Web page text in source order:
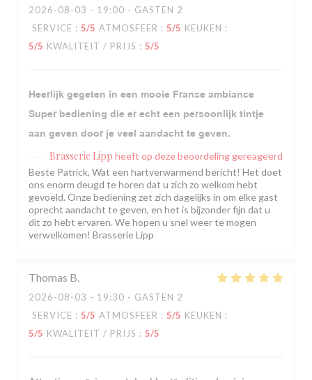
2026-08-03 - 19:00 - GASTEN 2
SERVICE : 5/5 ATMOSFEER : 5/5 KEUKEN :
5/5 KWALITEIT / PRIJS : 5/5
Heerlijk gegeten in een mooie Franse ambiance
Super bediening die er echt een persoonlijk tintje
aan geven door je veel aandacht te geven.
Brasserie Lipp heeft op deze beoordeling gereageerd
Beste Patrick, Wat een hartverwarmend bericht! Het doet
ons enorm deugd te horen dat u zich zo welkom hebt
gevoeld. Onze bediening zet zich dagelijks in om elke gast
oprecht aandacht te geven, en het is bijzonder fijn dat u
dit zo hebt ervaren. We hopen u snel weer te mogen
verwelkomen! Brasserie Lipp
Thomas B
2026-08-03 - 19:30 - GASTEN 2
SERVICE : 5/5 ATMOSFEER : 5/5 KEUKEN :
5/5 KWALITEIT / PRIJS : 5/5